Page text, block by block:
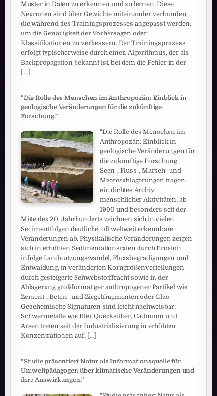
Muster in Daten zu erkennen und zu lernen. Diese
Neuronen sind über Gewichte miteinander verbunden,
die während des Trainingsprozesses angepasst werden,
um die Genauigkeit der Vorhersagen oder
Klassifikationen zu verbessern. Der Trainingsprozess
erfolgt typischerweise durch einen Algorithmus, der als
Backpropagation bekannt ist, bei dem die Fehler in der
[...]
"Die Rolle des Menschen im Anthropozän: Einblick in
geologische Veränderungen für die zukünftige
Forschung."
"Die Rolle des Menschen im
Anthropozän: Einblick in
geologische Veränderungen für
die zukünftige Forschung."
Seen-, Fluss-, Marsch- und
Meeresablagerungen tragen
ein dichtes Archiv
menschlicher Aktivitäten: ab
1900 und besonders seit der
Mitte des 20. Jahrhunderts zeichnen sich in vielen
Sedimentfolgen deutliche, oft weltweit erkennbare
Veränderungen ab. Physikalische Veränderungen zeigen
sich in erhöhten Sedimentationsraten durch Erosion
infolge Landnutzungswandel, Flussbegradigungen und
Entwaldung, in veränderten Korngrößenverteilungen
durch gesteigerte Schwebstofffracht sowie in der
Ablagerung großformatiger anthropogener Partikel wie
Zement-, Beton- und Ziegelfragmenten oder Glas.
Geochemische Signaturen sind leicht nachweisbar:
Schwermetalle wie Blei, Quecksilber, Cadmium und
Arsen treten seit der Industrialisierung in erhöhten
Konzentrationen auf, [...]
"Studie präsentiert Natur als Informationsquelle für
Umweltpädagogen über klimatische Veränderungen und
ihre Auswirkungen."